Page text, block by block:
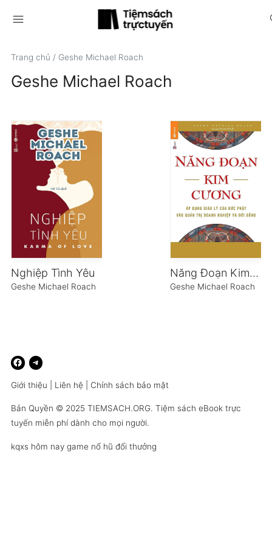
menu
Trang chủ / Geshe Michael Roach
Geshe Michael Roach
Nghiệp Tình Yêu
Geshe Michael Roach
Năng Đoạn Kim Cương
Geshe Michael Roach
Giới thiệu Liên hệ Chính sách bảo mật
Bản Quyền © 2025 TIEMSACH.ORG. Tiệm sách eBook trực
tuyến miễn phí dành cho mọi người.
kqxs hôm nay game nổ hũ đổi thưởng